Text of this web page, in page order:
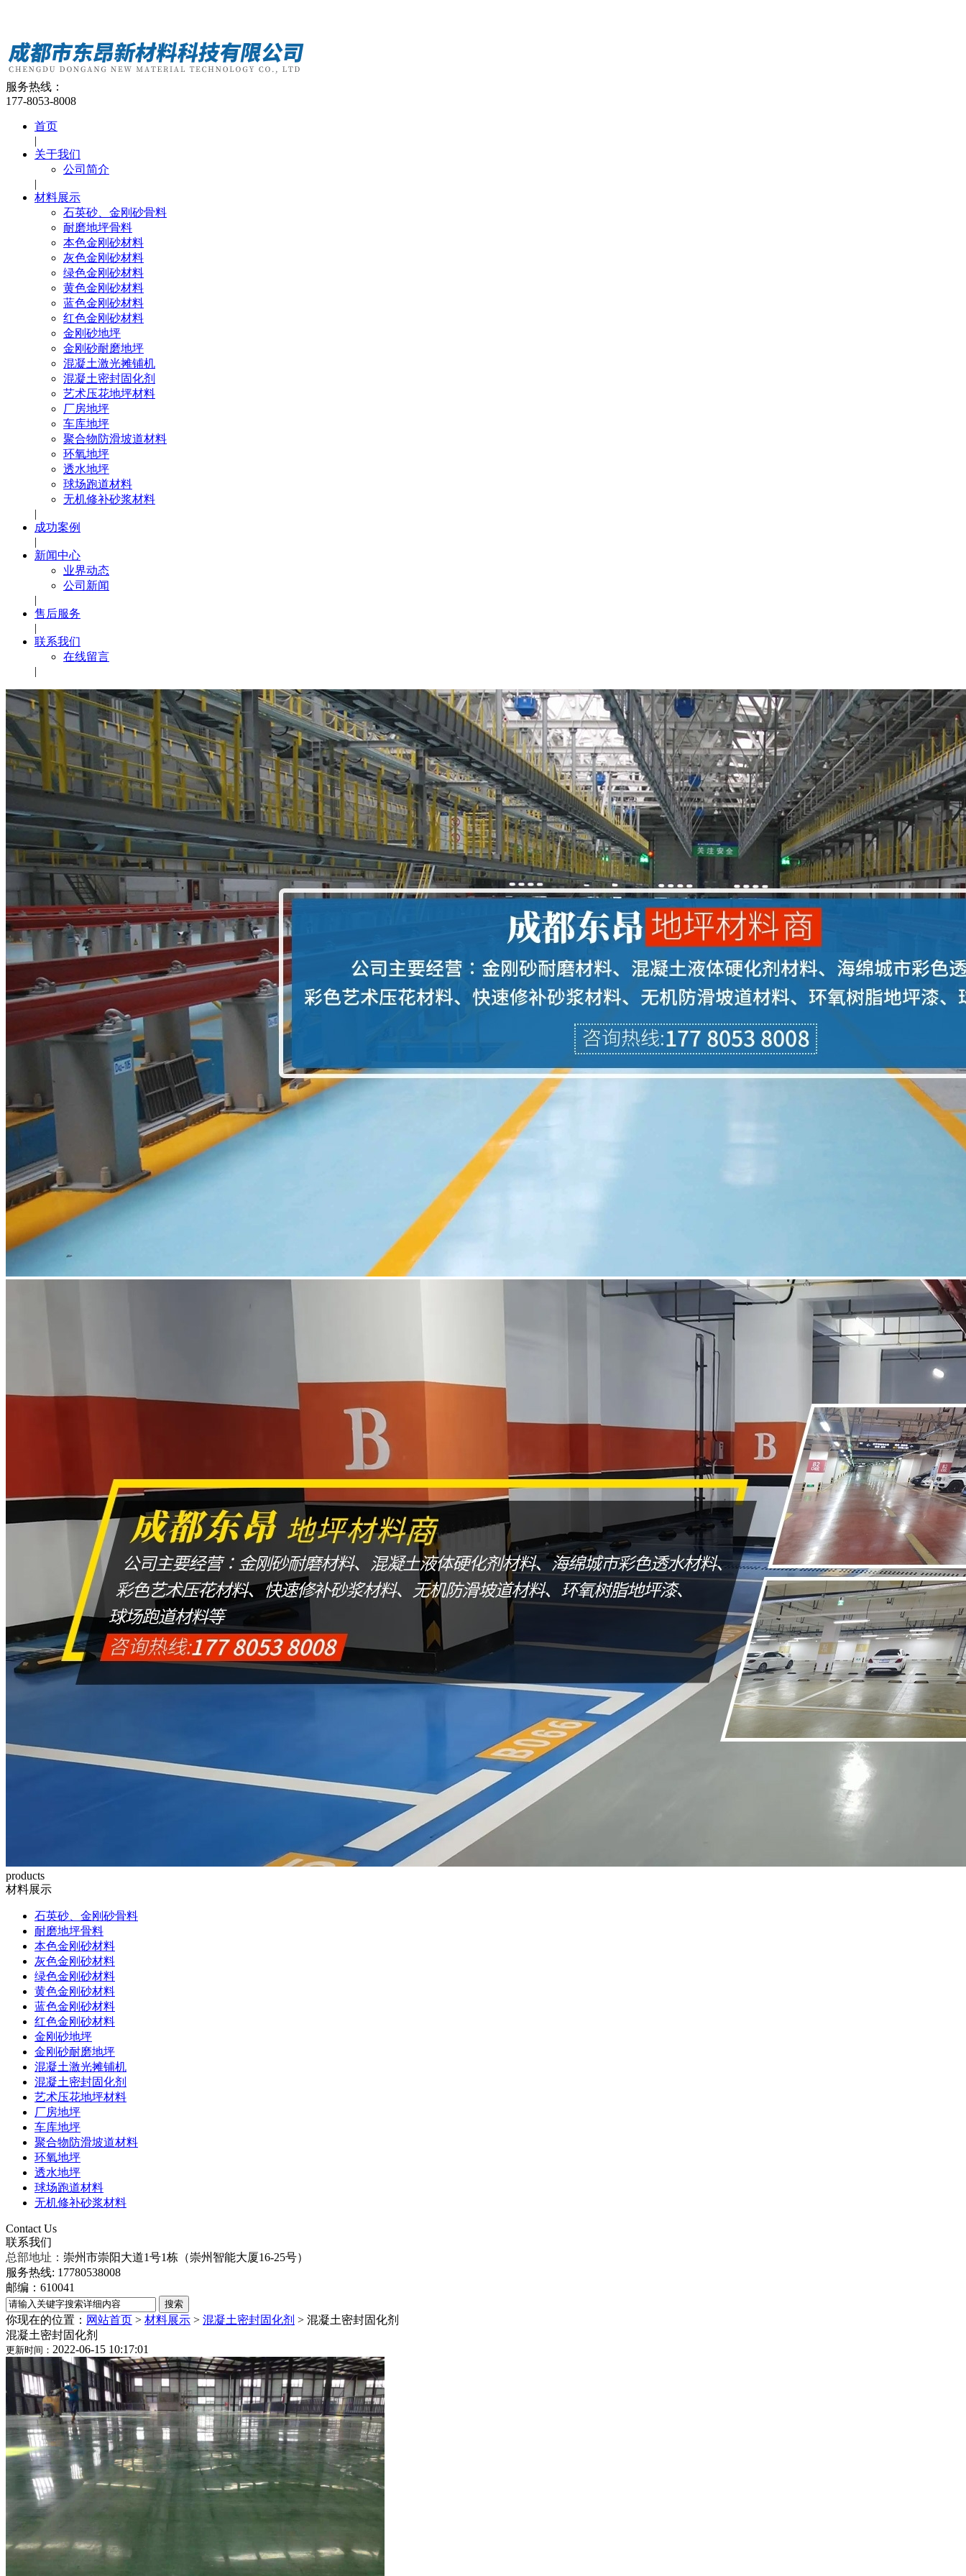
服务热线：
177-8053-8008
首页
|
关于我们
公司简介
|
材料展示
石英砂、金刚砂骨料
耐磨地坪骨料
本色金刚砂材料
灰色金刚砂材料
绿色金刚砂材料
黄色金刚砂材料
蓝色金刚砂材料
红色金刚砂材料
金刚砂地坪
金刚砂耐磨地坪
混凝土激光摊铺机
混凝土密封固化剂
艺术压花地坪材料
厂房地坪
车库地坪
聚合物防滑坡道材料
环氧地坪
透水地坪
球场跑道材料
无机修补砂浆材料
|
成功案例
|
新闻中心
业界动态
公司新闻
|
售后服务
|
联系我们
在线留言
|
products
材料展示
石英砂、金刚砂骨料
耐磨地坪骨料
本色金刚砂材料
灰色金刚砂材料
绿色金刚砂材料
黄色金刚砂材料
蓝色金刚砂材料
红色金刚砂材料
金刚砂地坪
金刚砂耐磨地坪
混凝土激光摊铺机
混凝土密封固化剂
艺术压花地坪材料
厂房地坪
车库地坪
聚合物防滑坡道材料
环氧地坪
透水地坪
球场跑道材料
无机修补砂浆材料
Contact Us
联系我们
总部地址： 崇州市崇阳大道1号1栋（崇州智能大厦16-25号）
服务热线: 17780538008
邮编：610041
你现在的位置： 网站首页 > 材料展示 > 混凝土密封固化剂 > 混凝土密封固化剂
混凝土密封固化剂
更新时间： 2022-06-15 10:17:01